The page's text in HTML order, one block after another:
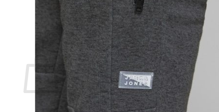
Takaisin kauppaan
Ostoskori on tyhjä.